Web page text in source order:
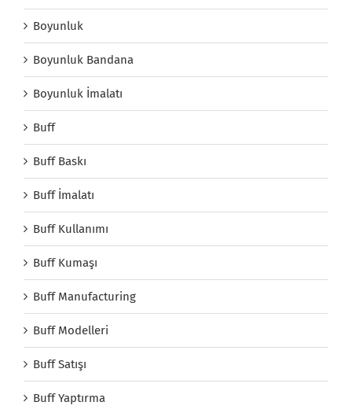
Boyunluk
Boyunluk Bandana
Boyunluk İmalatı
Buff
Buff Baskı
Buff İmalatı
Buff Kullanımı
Buff Kumaşı
Buff Manufacturing
Buff Modelleri
Buff Satışı
Buff Yaptırma